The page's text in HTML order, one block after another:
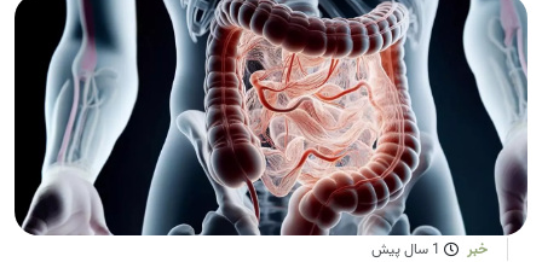
خبر 1 سال پیش